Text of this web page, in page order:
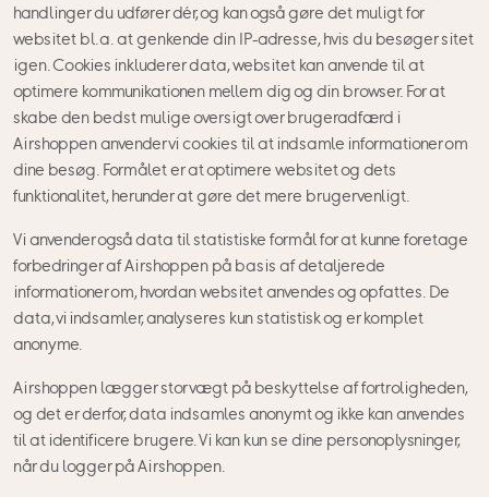
handlinger du udfører dér, og kan også gøre det muligt for
websitet bl.a. at genkende din IP-adresse, hvis du besøger sitet
igen. Cookies inkluderer data, websitet kan anvende til at
optimere kommunikationen mellem dig og din browser. For at
skabe den bedst mulige oversigt over brugeradfærd i
Airshoppen anvender vi cookies til at indsamle informationer om
dine besøg. Formålet er at optimere websitet og dets
funktionalitet, herunder at gøre det mere brugervenligt.
Vi anvender også data til statistiske formål for at kunne foretage
forbedringer af Airshoppen på basis af detaljerede
informationer om, hvordan websitet anvendes og opfattes. De
data, vi indsamler, analyseres kun statistisk og er komplet
anonyme.
Airshoppen lægger stor vægt på beskyttelse af fortroligheden,
og det er derfor, data indsamles anonymt og ikke kan anvendes
til at identificere brugere. Vi kan kun se dine personoplysninger,
når du logger på Airshoppen.